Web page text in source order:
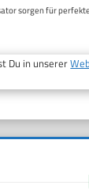
sorgen für
Du in unserer